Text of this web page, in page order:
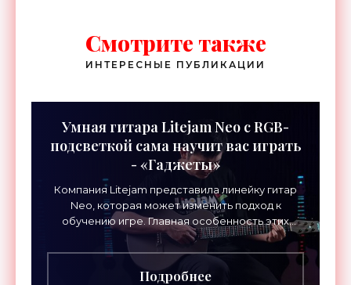
Смотрите также
ИНТЕРЕСНЫЕ ПУБЛИКАЦИИ
Умная гитара Litejam Neo с RGB-
подсветкой сама научит вас играть
- «Гаджеты»
Компания Litejam представила линейку гитар
Neo, которая может изменить подход к
обучению игре. Главная особенность этих
инструментов – встроенная RGB-подсветка
грифа. Светодиоды
Подробнее